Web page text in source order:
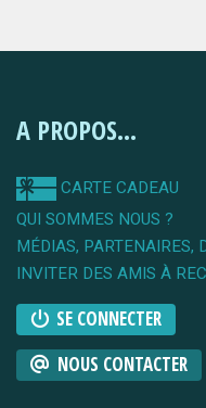
A PROPOS...
CARTE CADEAU
QUI SOMMES NOUS ?
MÉDIAS, PARTENAIRES,
INVITER DES AMIS À
SE CONNECTER
NOUS CONTACTER